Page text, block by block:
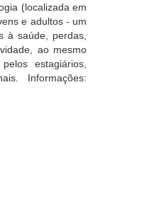
(localizada em
e adultos - um
à saúde, perdas,
ao mesmo
estagiários,
Informações: